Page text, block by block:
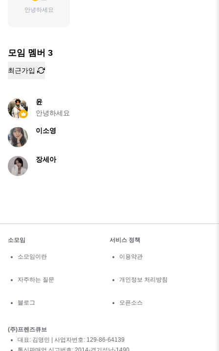
안녕하세요
모임 멤버 3
최근가입
윤
안녕하세요
이소영
장세아
소모임
소모임이란
자주하는 질문
블로그
서비스 정책
이용약관
개인정보 처리방침
오픈소스
(주)프렌즈큐브
대표: 김영민 | 사업자번호: 129-86-64139